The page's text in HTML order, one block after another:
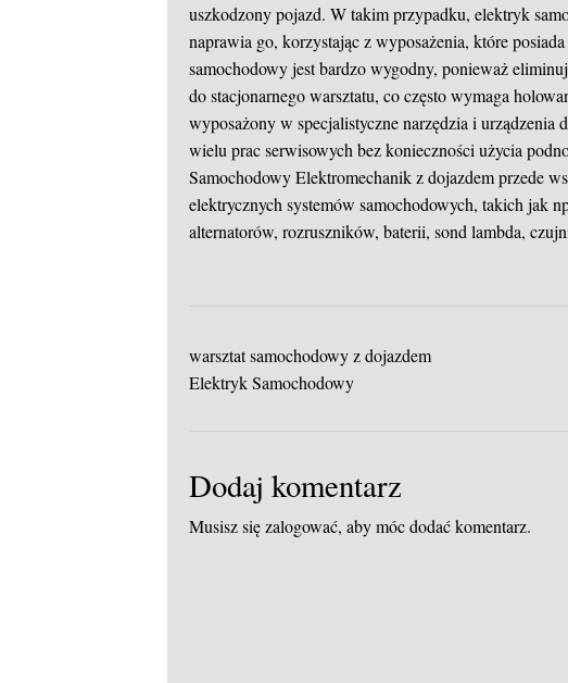
uszkodzony pojazd. W takim przypadku, elektryk
naprawia go, korzystając z wyposażenia, które
samochodowy jest bardzo wygodny, ponieważ
do stacjonarnego warsztatu, co często wymaga
wyposażony w specjalistyczne narzędzia i
wielu prac serwisowych bez konieczności użycia
SamochodowyElektromechanik z dojazdem przede
elektrycznych systemów samochodowych, takich jak
alternatorów, rozruszników, baterii, sond lambda,
warsztat samochodowy z dojazdem
Elektryk Samochodowy
Dodaj komentarz
Musisz sięzalogować, aby móc dodać komentarz.